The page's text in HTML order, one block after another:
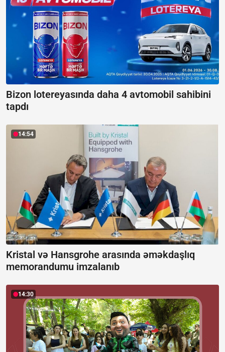
Bizon lotereyasında daha 4 avtomobil sahibini
tapdı
14:54
Kristal və Hansgrohe arasında əməkdaşlıq
memorandumu imzalanıb
14:30